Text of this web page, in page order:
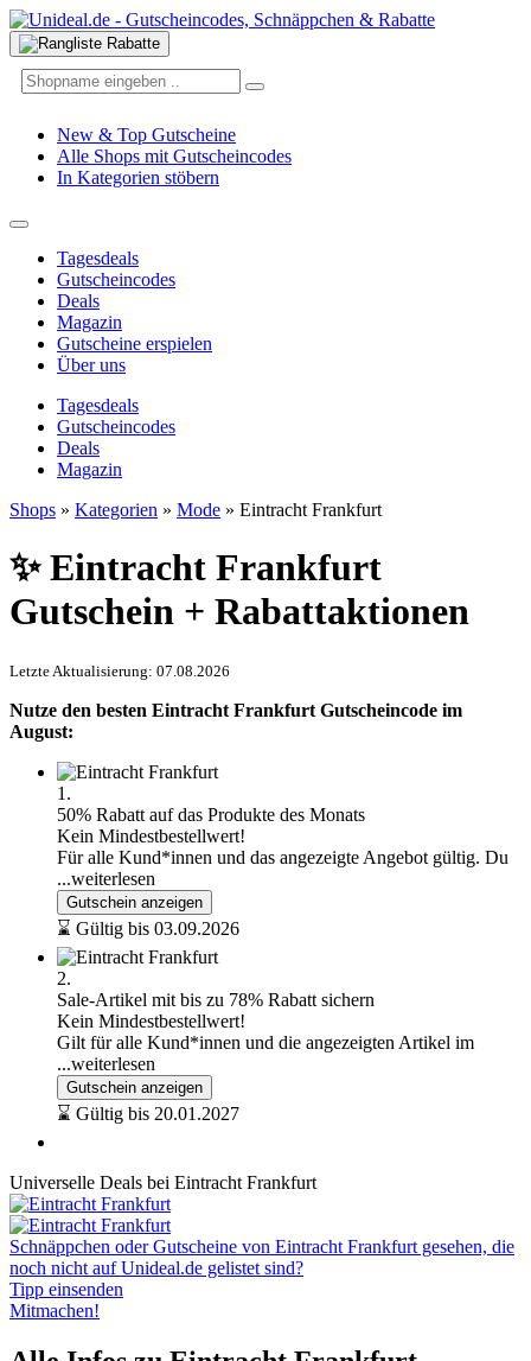
New & Top Gutscheine
Alle Shops mit Gutscheincodes
In Kategorien stöbern
Tagesdeals
Gutscheincodes
Deals
Magazin
Gutscheine erspielen
Über uns
Tagesdeals
Gutscheincodes
Deals
Magazin
Shops » Kategorien » Mode » Eintracht Frankfurt
✨ Eintracht Frankfurt
Gutschein + Rabattaktionen
Letzte Aktualisierung: 07.08.2026
Nutze den besten Eintracht Frankfurt Gutscheincode im
August:
1.
50% Rabatt auf das Produkte des Monats
Kein Mindestbestellwert!
Für alle Kund*innen und das angezeigte Angebot gültig. Du
...weiterlesen
Gutschein anzeigen
⌛ Gültig bis 03.09.2026
2.
Sale-Artikel mit bis zu 78% Rabatt sichern
Kein Mindestbestellwert!
Gilt für alle Kund*innen und die angezeigten Artikel im
...weiterlesen
Gutschein anzeigen
⌛ Gültig bis 20.01.2027
Universelle Deals bei Eintracht Frankfurt
Schnäppchen oder Gutscheine von Eintracht Frankfurt gesehen, die
noch nicht auf Unideal.de gelistet sind?
Tipp einsenden
Mitmachen!